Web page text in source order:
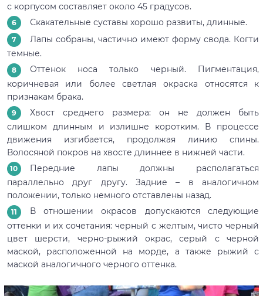
с корпусом составляет около 45 градусов.
Скакательные суставы хорошо развиты, длинные.
Лапы собраны, частично имеют форму свода. Когти
темные.
Оттенок носа только черный. Пигментация,
коричневая или более светлая окраска относятся к
признакам брака.
Хвост среднего размера: он не должен быть
слишком длинным и излишне коротким. В процессе
движения изгибается, продолжая линию спины.
Волосяной покров на хвосте длиннее в нижней части.
Передние лапы должны располагаться
параллельно друг другу. Задние – в аналогичном
положении, только немного отставлены назад.
В отношении окрасов допускаются следующие
оттенки и их сочетания: черный с желтым, чисто черный
цвет шерсти, черно-рыжий окрас, серый с черной
маской, расположенной на морде, а также рыжий с
маской аналогичного черного оттенка.